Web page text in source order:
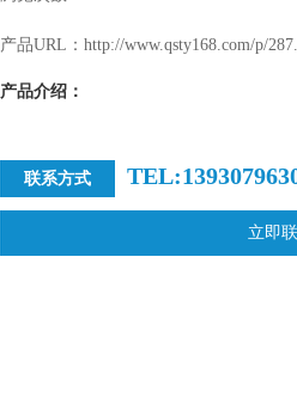
产品URL：http://www.qsty168.com/p/
产品介绍：
联系方式
立即